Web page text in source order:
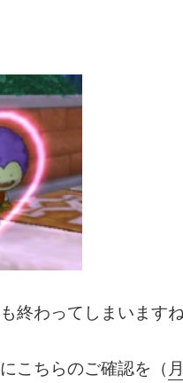
終わってしまいますね
こちらのご確認を（